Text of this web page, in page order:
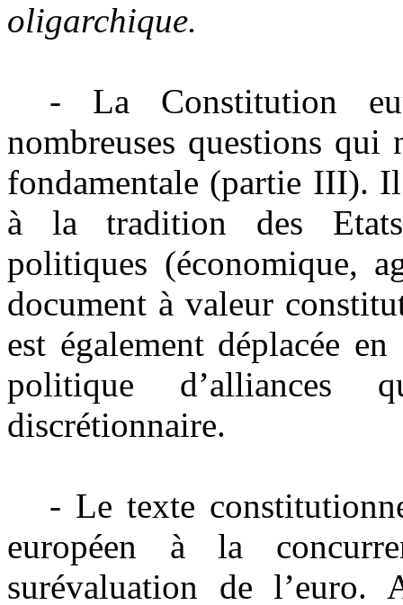
oligarchique.
- La Constitution
nombreuses questions
fondamentale (partie III).
à la tradition des Etats
politiques (économique,
document à valeur
est également déplacée
politique
discrétionnaire.
- Le texte
européen à la
surévaluation de l’euro.